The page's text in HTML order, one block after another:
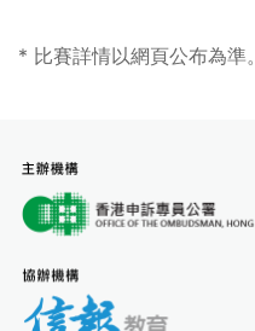
* 比賽詳情以網頁公布為準。